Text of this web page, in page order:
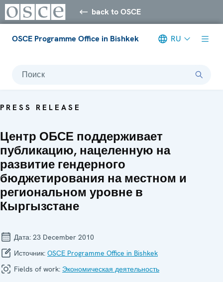
back to OSCE
OSCE Programme Office in Bishkek RU
Поиск
PRESS RELEASE
Центр ОБСЕ поддерживает
публикацию, нацеленную на
развитие гендерного
бюджетирования на местном и
региональном уровне в
Кыргызстане
Дата: 23 December 2010
Источник: OSCE Programme Office in Bishkek
Fields of work: Экономическая деятельность